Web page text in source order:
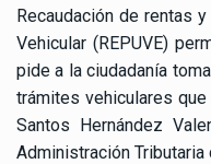
Recaudación de rentas
Vehicular (REPUVE)
pide a la ciudadanía
trámites vehiculares
Santos Hernández
Administración Tributaria